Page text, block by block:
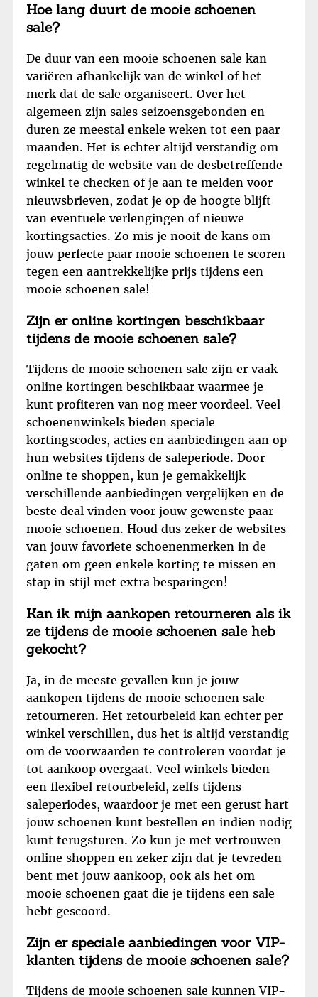
Hoe lang duurt de mooie schoenen
sale?
De duur van een mooie schoenen sale kan
variëren afhankelijk van de winkel of het
merk dat de sale organiseert. Over het
algemeen zijn sales seizoensgebonden en
duren ze meestal enkele weken tot een paar
maanden. Het is echter altijd verstandig om
regelmatig de website van de desbetreffende
winkel te checken of je aan te melden voor
nieuwsbrieven, zodat je op de hoogte blijft
van eventuele verlengingen of nieuwe
kortingsacties. Zo mis je nooit de kans om
jouw perfecte paar mooie schoenen te scoren
tegen een aantrekkelijke prijs tijdens een
mooie schoenen sale!
Zijn er online kortingen beschikbaar
tijdens de mooie schoenen sale?
Tijdens de mooie schoenen sale zijn er vaak
online kortingen beschikbaar waarmee je
kunt profiteren van nog meer voordeel. Veel
schoenenwinkels bieden speciale
kortingscodes, acties en aanbiedingen aan op
hun websites tijdens de saleperiode. Door
online te shoppen, kun je gemakkelijk
verschillende aanbiedingen vergelijken en de
beste deal vinden voor jouw gewenste paar
mooie schoenen. Houd dus zeker de websites
van jouw favoriete schoenenmerken in de
gaten om geen enkele korting te missen en
stap in stijl met extra besparingen!
Kan ik mijn aankopen retourneren als ik
ze tijdens de mooie schoenen sale heb
gekocht?
Ja, in de meeste gevallen kun je jouw
aankopen tijdens de mooie schoenen sale
retourneren. Het retourbeleid kan echter per
winkel verschillen, dus het is altijd verstandig
om de voorwaarden te controleren voordat je
tot aankoop overgaat. Veel winkels bieden
een flexibel retourbeleid, zelfs tijdens
saleperiodes, waardoor je met een gerust hart
jouw schoenen kunt bestellen en indien nodig
kunt terugsturen. Zo kun je met vertrouwen
online shoppen en zeker zijn dat je tevreden
bent met jouw aankoop, ook als het om
mooie schoenen gaat die je tijdens een sale
hebt gescoord.
Zijn er speciale aanbiedingen voor VIP-
klanten tijdens de mooie schoenen sale?
Tijdens de mooie schoenen sale kunnen VIP-